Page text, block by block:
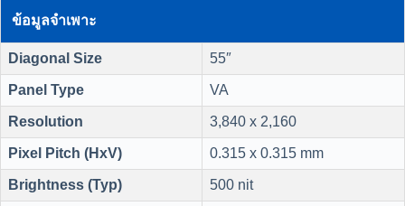
ข้อมูลจำเพาะ
Diagonal Size 55″
Panel Type VA
Resolution 3,840 x 2,160
Pixel Pitch (HxV) 0.315 x 0.315 mm
Brightness (Typ) 500 nit